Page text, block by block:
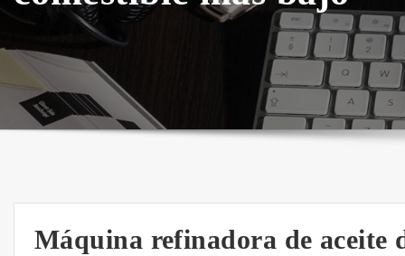
Máquina refinadora de aceite